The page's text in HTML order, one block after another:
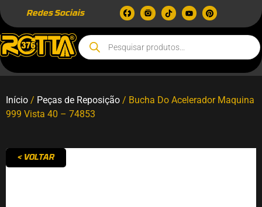
Redes Sociais
Início / Peças de Reposição / Bucha Do Acelerador Maquina
999 Vista 40 – 74853
< VOLTAR